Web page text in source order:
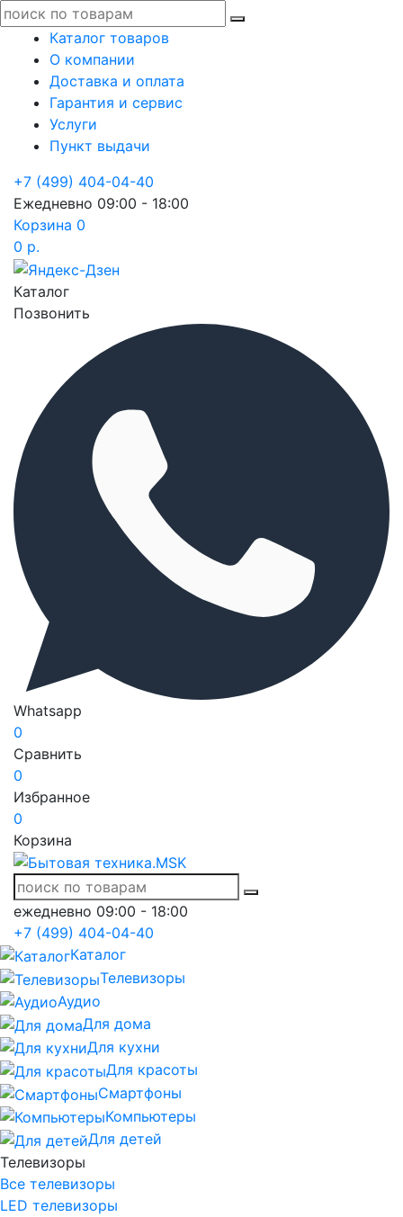
Каталог товаров
О компании
Доставка и оплата
Гарантия и сервис
Услуги
Пункт выдачи
+7 (499) 404-04-40
Ежедневно 09:00 - 18:00
Корзина 0
0 р.
Каталог
Позвонить
Whatsapp
0
Сравнить
0
Избранное
0
Корзина
ежедневно 09:00 - 18:00
+7 (499) 404-04-40
Каталог
Телевизоры
Аудио
Для дома
Для кухни
Для красоты
Смартфоны
Компьютеры
Для детей
Телевизоры
Все телевизоры
LED телевизоры